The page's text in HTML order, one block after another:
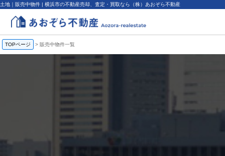
土地｜販売中物件 | 横浜市の不動産売却、査定・買取なら（株）あおぞら不動産
TOPページ > 販売中物件一覧